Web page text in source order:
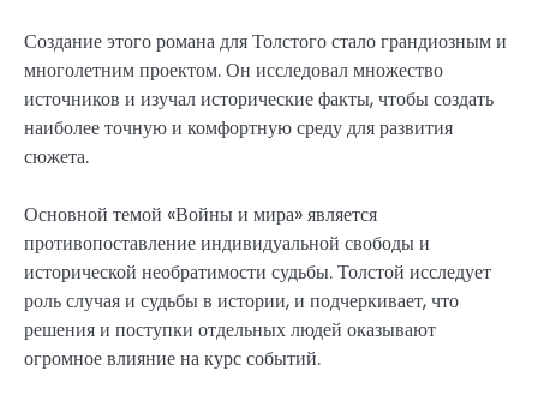
Создание этого романа для Толстого стало грандиозным и
многолетним проектом. Он исследовал множество
источников и изучал исторические факты, чтобы создать
наиболее точную и комфортную среду для развития
сюжета.
Основной темой «Войны и мира» является
противопоставление индивидуальной свободы и
исторической необратимости судьбы. Толстой исследует
роль случая и судьбы в истории, и подчеркивает, что
решения и поступки отдельных людей оказывают
огромное влияние на курс событий.